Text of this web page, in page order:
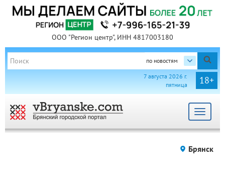
ООО "Регион центр", ИНН 4817003180
по новостям
18+
7 августа 2026 г.
пятница
Toggle
Брянск